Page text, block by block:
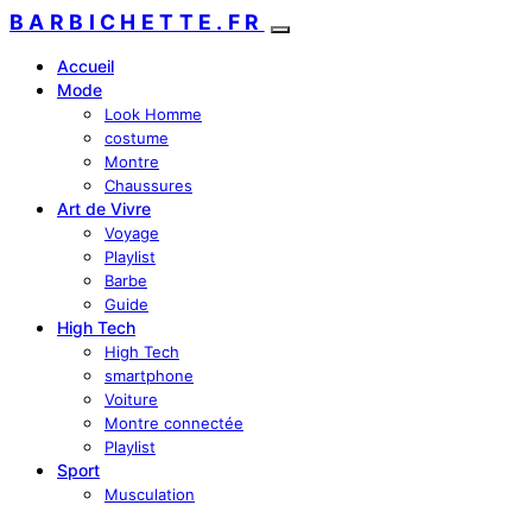
BARBICHETTE.FR
Accueil
Mode
Look Homme
costume
Montre
Chaussures
Art de Vivre
Voyage
Playlist
Barbe
Guide
High Tech
High Tech
smartphone
Voiture
Montre connectée
Playlist
Sport
Musculation